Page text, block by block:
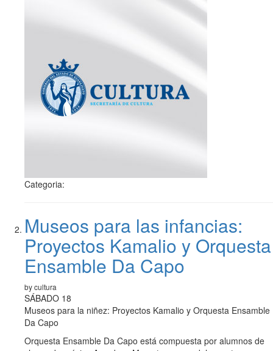
Categoria:
Museos para las infancias:
Proyectos Kamalio y Orquesta
Ensamble Da Capo
by cultura
SÁBADO 18
Museos para la niñez: Proyectos Kamalio y Orquesta Ensamble
Da Capo
Orquesta Ensamble Da Capo está compuesta por alumnos de